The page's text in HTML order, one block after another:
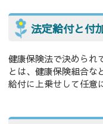
法定給付と付
健康保険法で決められ
とは、健康保険組合な
給付に上乗せして任意